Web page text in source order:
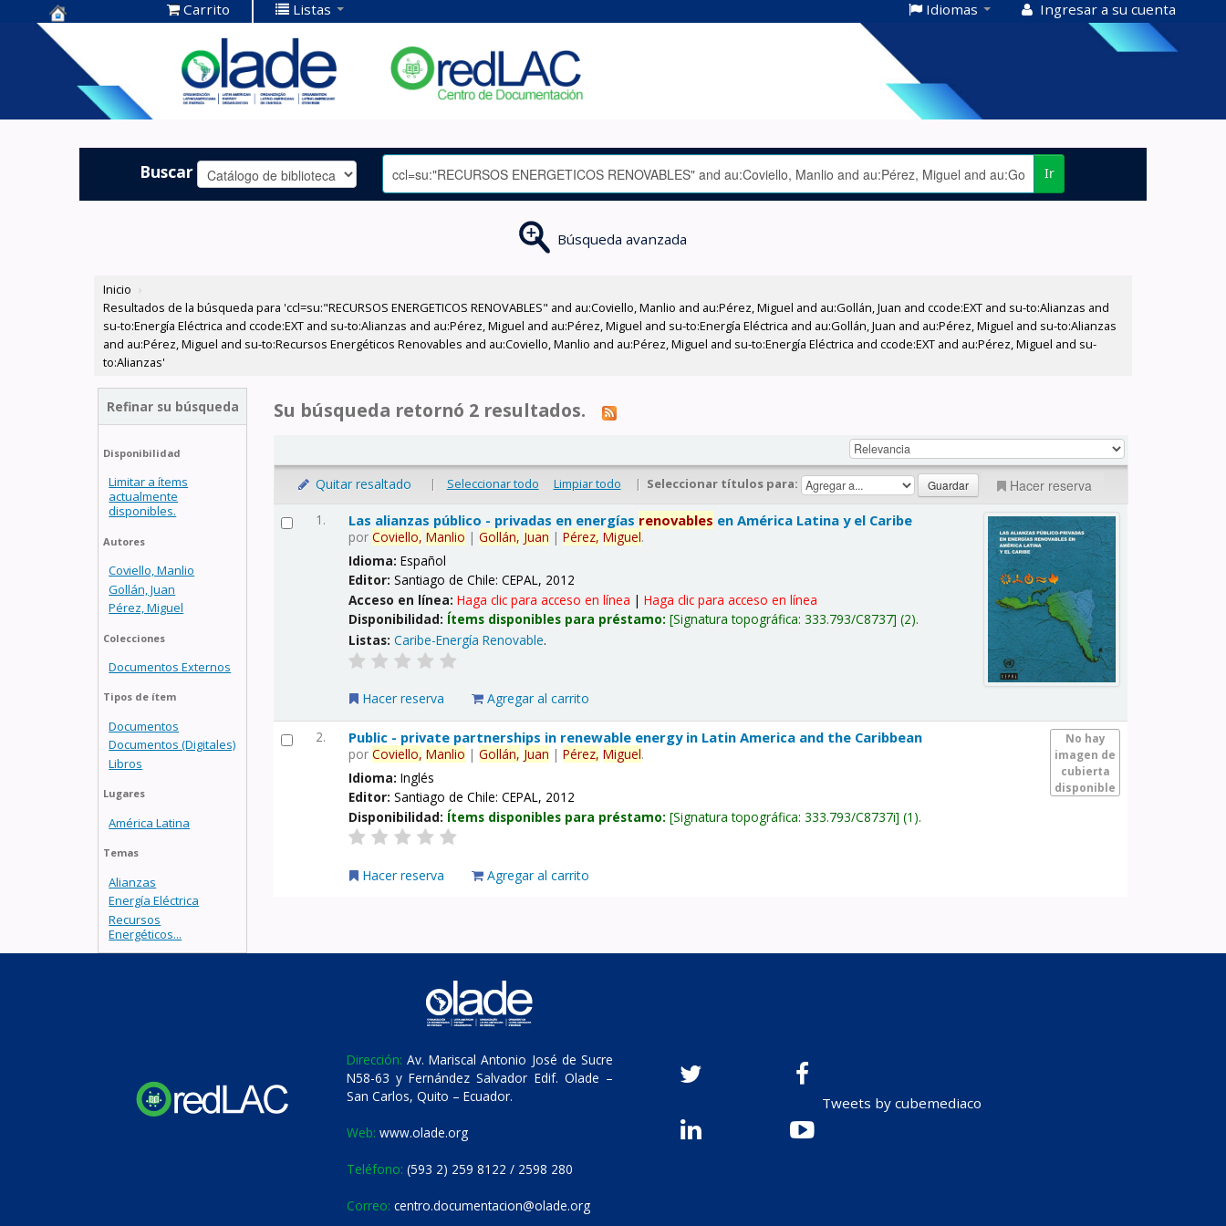
Centro de
Documentación
OLADE -
Carrito Listas Idiomas Ingresar a su cuenta
Buscar Ir
Búsqueda avanzada
Inicio ›
Resultados de la búsqueda para 'ccl=su:"RECURSOS ENERGETICOS RENOVABLES" and au:Coviello, Manlio and au:Pérez, Miguel and au:Gollán, Juan and ccode:EXT and su-to:Alianzas and
su-to:Energía Eléctrica and ccode:EXT and su-to:Alianzas and au:Pérez, Miguel and au:Pérez, Miguel and su-to:Energía Eléctrica and au:Gollán, Juan and au:Pérez, Miguel and su-to:Alianzas
and au:Pérez, Miguel and su-to:Recursos Energéticos Renovables and au:Coviello, Manlio and au:Pérez, Miguel and su-to:Energía Eléctrica and ccode:EXT and au:Pérez, Miguel and su-
to:Alianzas'
Refinar su búsqueda
Disponibilidad
Limitar a ítems
actualmente
disponibles.
Autores
Coviello, Manlio
Gollán, Juan
Pérez, Miguel
Colecciones
Documentos Externos
Tipos de ítem
Documentos
Documentos (Digitales)
Libros
Lugares
América Latina
Temas
Alianzas
Energía Eléctrica
Recursos
Energéticos...
Su búsqueda retornó 2 resultados.
Quitar resaltado | Seleccionar todo Limpiar todo | Seleccionar títulos para: Hacer reserva
1. Las alianzas público - privadas en energías renovables en América Latina y el Caribe
porCoviello, Manlio |Gollán, Juan |Pérez, Miguel.
Idioma:Español
Editor:Santiago de Chile: CEPAL, 2012
Acceso en línea:Haga clic para acceso en línea |Haga clic para acceso en línea
Disponibilidad: Ítems disponibles para préstamo: Signatura topográfica:333.793/C8737 (2).
Listas: Caribe-Energía Renovable.
Hacer reserva Agregar al carrito
2.
No hay
imagen de
cubierta
disponible
Public - private partnerships in renewable energy in Latin America and the Caribbean
porCoviello, Manlio |Gollán, Juan |Pérez, Miguel.
Idioma:Inglés
Editor:Santiago de Chile: CEPAL, 2012
Disponibilidad: Ítems disponibles para préstamo: Signatura topográfica:333.793/C8737i (1).
Hacer reserva Agregar al carrito
Dirección: Av. Mariscal Antonio José de Sucre
N58-63 y Fernández Salvador Edif. Olade –
San Carlos, Quito – Ecuador.
Web: www.olade.org
Teléfono: (593 2) 259 8122 / 2598 280
Correo: centro.documentacion@olade.org
Tweets by cubemediaco